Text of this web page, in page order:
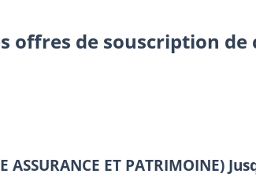
offres de souscription
ET PATRIMOINE)